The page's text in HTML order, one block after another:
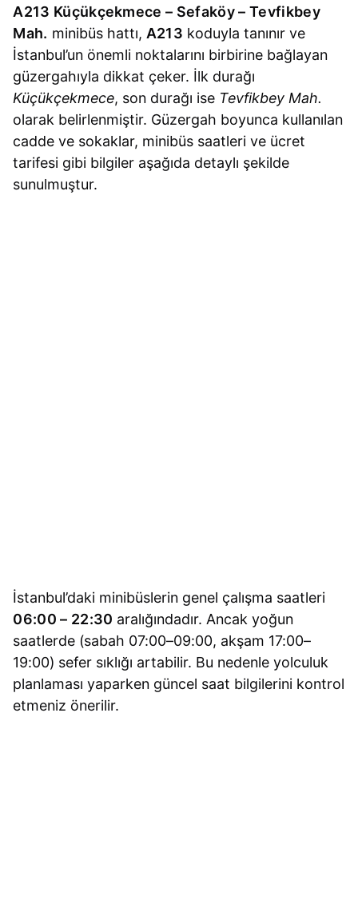
A213 Küçükçekmece – Sefaköy – Tevfikbey
Mah. minibüs hattı, A213 koduyla tanınır ve
İstanbul’un önemli noktalarını birbirine bağlayan
güzergahıyla dikkat çeker. İlk durağı
Küçükçekmece, son durağı ise Tevfikbey Mah.
olarak belirlenmiştir. Güzergah boyunca kullanılan
cadde ve sokaklar, minibüs saatleri ve ücret
tarifesi gibi bilgiler aşağıda detaylı şekilde
sunulmuştur.
İstanbul’daki minibüslerin genel çalışma saatleri
06:00 – 22:30 aralığındadır. Ancak yoğun
saatlerde (sabah 07:00–09:00, akşam 17:00–
19:00) sefer sıklığı artabilir. Bu nedenle yolculuk
planlaması yaparken güncel saat bilgilerini kontrol
etmeniz önerilir.